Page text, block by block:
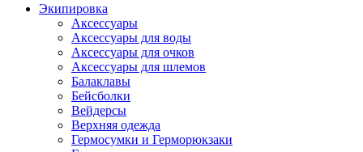
Экипировка
Аксессуары
Аксессуары для воды
Аксессуары для очков
Аксессуары для шлемов
Балаклавы
Бейсболки
Вейдерсы
Верхняя одежда
Гермосумки и Герморюкзаки